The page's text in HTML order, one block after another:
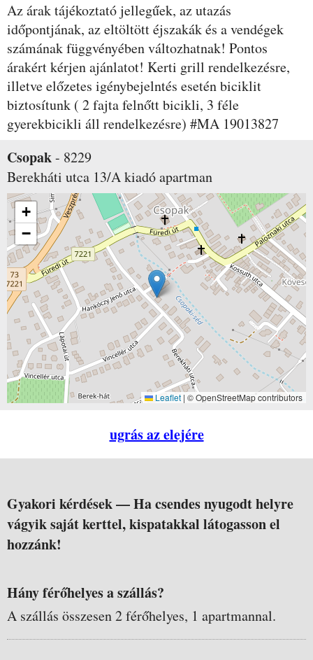
Az árak tájékoztató jellegűek, az utazás
időpontjának, az eltöltött éjszakák és a vendégek
számának függvényében változhatnak! Pontos
árakért kérjen ajánlatot! Kerti grill rendelkezésre,
illetve előzetes igénybejelntés esetén biciklit
biztosítunk ( 2 fajta felnőtt bicikli, 3 féle
gyerekbicikli áll rendelkezésre) #MA 19013827
Csopak- 8229
Berekháti utca 13/Akiadó apartman
+
−
Leaflet | © OpenStreetMap contributors
ugrás az elejére
Gyakori kérdések —Ha csendes nyugodt helyre
vágyik saját kerttel, kispatakkal látogasson el
hozzánk!
Hány férőhelyes a szállás?
A szállás összesen 2 férőhelyes, 1 apartmannal.